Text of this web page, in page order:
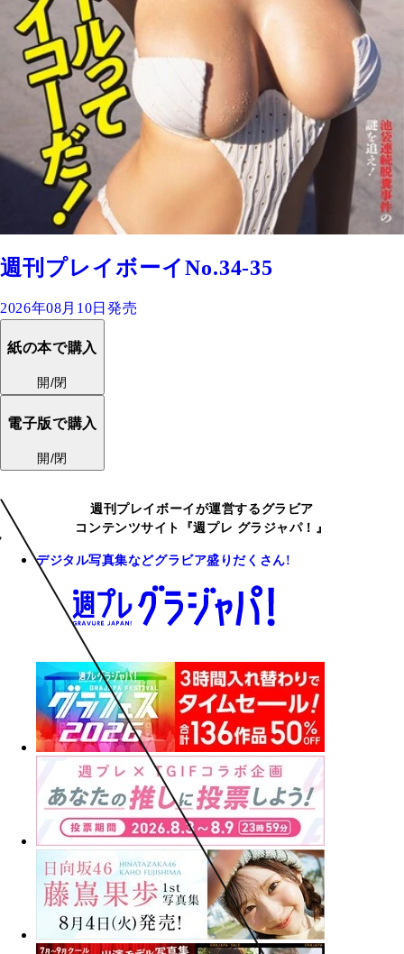
週刊プレイボーイNo.34-35
2026年08月10日発売
紙の本で購入
開/閉
電子版で購入
開/閉
週刊プレイボーイが運営するグラビア
コンテンツサイト『週プレ グラジャパ！』
デジタル写真集などグラビア盛りだくさん!